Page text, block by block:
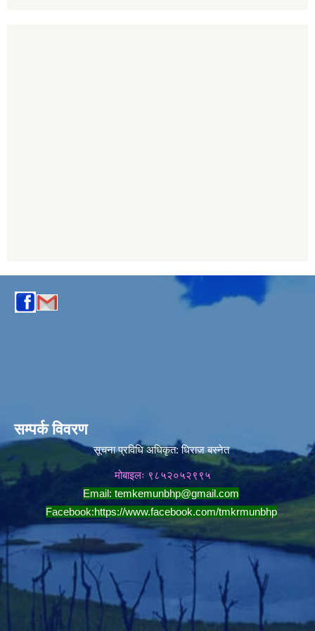
सम्पर्क विवरण
सूचना प्रविधि अधिकृत:धिराज बस्नेत
मोबाइलः ९८५२०५२९९५
Email: temkemunbhp@gmail.com
Facebook:https://www.facebook.com/tmkrmunbhp